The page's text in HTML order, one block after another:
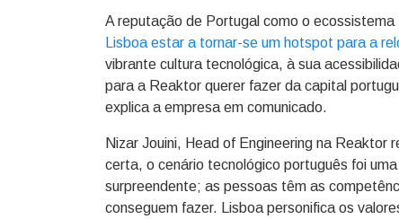
A reputação de Portugal como o
Lisboa estar a tornar-se um hotspot para a
vibrante cultura tecnológica, à sua
para a Reaktor querer fazer da capital
explica a empresa em comunicado.
Nizar Jouini, Head of Engineering na Reaktor
certa, o cenário tecnológico português foi
surpreendente; as pessoas têm as
conseguem fazer. Lisboa personifica os